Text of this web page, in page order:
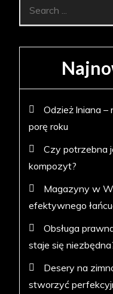
Odzież lniana
porę roku
Czy potrzebna
kompozyt?
Magazyny w
efektywnego
Obsługa
staje się
Desery na
stworzyć